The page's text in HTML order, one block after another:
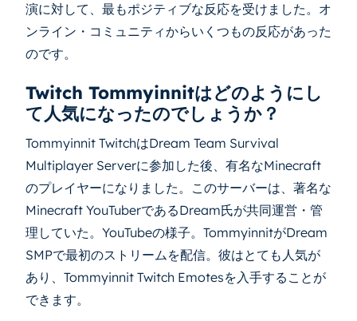
演に対して、最もポジティブな反応を受けました。オ
ンライン・コミュニティからいくつもの反応があった
のです。
Twitch Tommyinnitはどのようにし
て人気になったのでしょうか？
Tommyinnit TwitchはDream Team Survival
Multiplayer Serverに参加した後、有名なMinecraft
のプレイヤーになりました。このサーバーは、著名な
Minecraft YouTuberであるDream氏が共同運営・管
理していた。YouTubeの様子。TommyinnitがDream
SMPで最初のストリームを配信。彼はとても人気が
あり、Tommyinnit Twitch Emotesを入手することが
できます。